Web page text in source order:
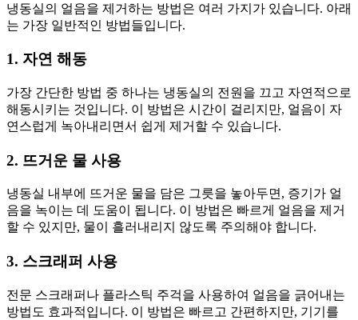
냉동실의 얼음을 제거하는 방법은 여러 가지가 있습니다. 아래
는 가장 일반적인 방법들입니다.
1. 자연 해동
가장 간단한 방법 중 하나는 냉동실의 전원을 끄고 자연적으로
해동시키는 것입니다. 이 방법은 시간이 걸리지만, 얼음이 자
연스럽게 녹아내리면서 쉽게 제거할 수 있습니다.
2. 뜨거운 물 사용
냉동실 내부에 뜨거운 물을 담은 그릇을 놓아두면, 증기가 얼
음을 녹이는 데 도움이 됩니다. 이 방법은 빠르게 얼음을 제거
할 수 있지만, 물이 흘러내리지 않도록 주의해야 합니다.
3. 스크래퍼 사용
전문 스크래퍼나 플라스틱 주걱을 사용하여 얼음을 긁어내는
방법도 효과적입니다. 이 방법은 빠르고 간편하지만, 기기를